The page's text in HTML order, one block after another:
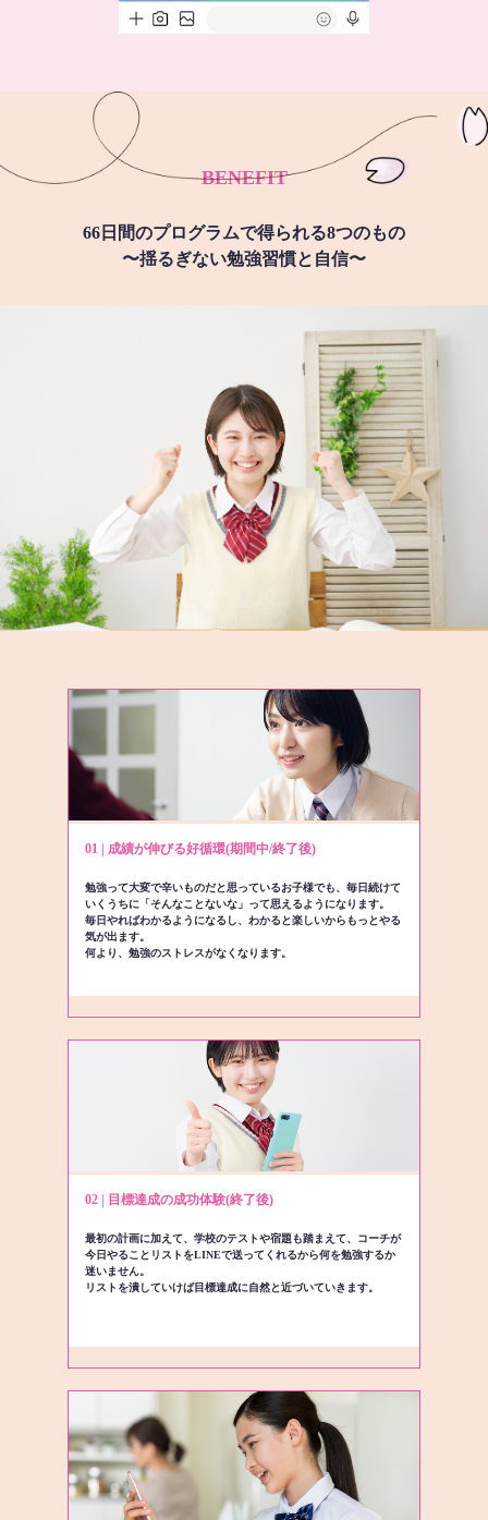
BENEFIT
66日間のプログラムで得られる8つのもの
〜揺るぎない勉強習慣と自信〜
01 | 成績が伸びる好循環(期間中/終了後)
勉強って大変で辛いものだと思っているお子様でも、毎日続けて
いくうちに「そんなことないな」って思えるようになります。
毎日やればわかるようになるし、わかると楽しいからもっとやる
気が出ます。
何より、勉強のストレスがなくなります。
02 | 目標達成の成功体験(終了後)
最初の計画に加えて、学校のテストや宿題も踏まえて、コーチが
今日やることリストをLINEで送ってくれるから何を勉強するか
迷いません。
リストを潰していけば目標達成に自然と近づいていきます。